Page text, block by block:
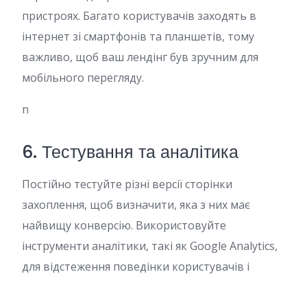
пристроях. Багато користувачів заходять в
інтернет зі смартфонів та планшетів, тому
важливо, щоб ваш лендінг був зручним для
мобільного перегляду.
n
6. Тестування та аналітика
Постійно тестуйте різні версії сторінки
захоплення, щоб визначити, яка з них має
найвищу конверсію. Використовуйте
інструменти аналітики, такі як Google Analytics,
для відстеження поведінки користувачів і